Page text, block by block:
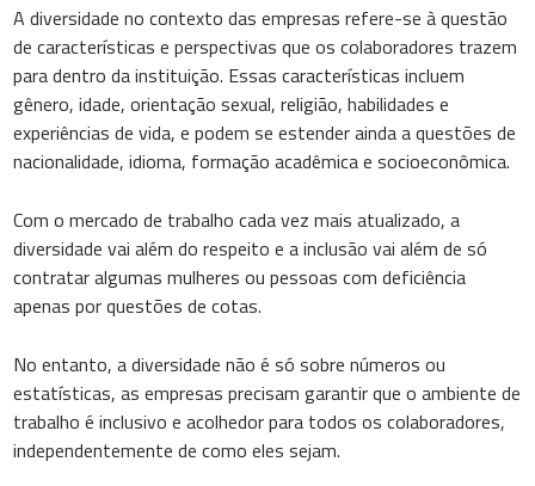
A diversidade no contexto das empresas refere-se à questão
de características e perspectivas que os colaboradores trazem
para dentro da instituição. Essas características incluem
gênero, idade, orientação sexual, religião, habilidades e
experiências de vida, e podem se estender ainda a questões de
nacionalidade, idioma, formação acadêmica e socioeconômica.
Com o mercado de trabalho cada vez mais atualizado, a
diversidade vai além do respeito e a inclusão vai além de só
contratar algumas mulheres ou pessoas com deficiência
apenas por questões de cotas.
No entanto, a diversidade não é só sobre números ou
estatísticas, as empresas precisam garantir que o ambiente de
trabalho é inclusivo e acolhedor para todos os colaboradores,
independentemente de como eles sejam.